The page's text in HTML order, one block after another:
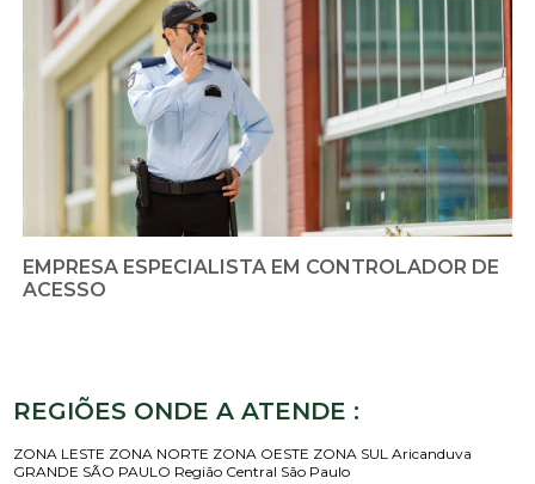
EMPRESA ESPECIALISTA EM CONTROLADOR DE
ACESSO
REGIÕES ONDE A ATENDE :
ZONA LESTE ZONA NORTE ZONA OESTE ZONA SUL Aricanduva
GRANDE SÃO PAULO Região Central São Paulo